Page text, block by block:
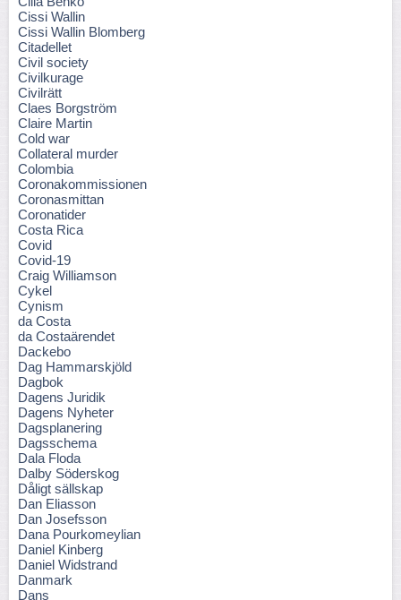
Cissi Wallin
Cissi Wallin Blomberg
Citadellet
Civil society
Civilkurage
Civilrätt
Claes Borgström
Claire Martin
Cold war
Collateral murder
Colombia
Coronakommissionen
Coronasmittan
Coronatider
Costa Rica
Covid
Covid-19
Craig Williamson
Cykel
Cynism
da Costa
da Costaärendet
Dackebo
Dag Hammarskjöld
Dagbok
Dagens Juridik
Dagens Nyheter
Dagsplanering
Dagsschema
Dala Floda
Dalby Söderskog
Dåligt sällskap
Dan Eliasson
Dan Josefsson
Dana Pourkomeylian
Daniel Kinberg
Daniel Widstrand
Danmark
Dans